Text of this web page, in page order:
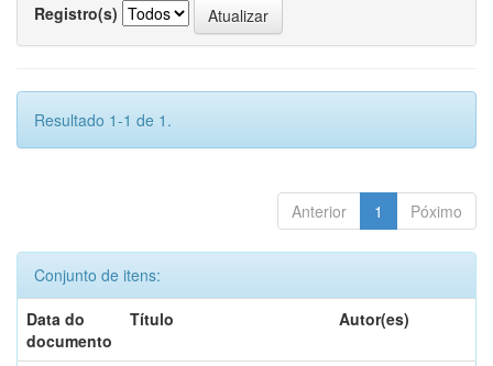
Registro(s)
Resultado 1-1 de 1.
Anterior 1 Póximo
Conjunto de itens:
Data do
documento
Título Autor(es)